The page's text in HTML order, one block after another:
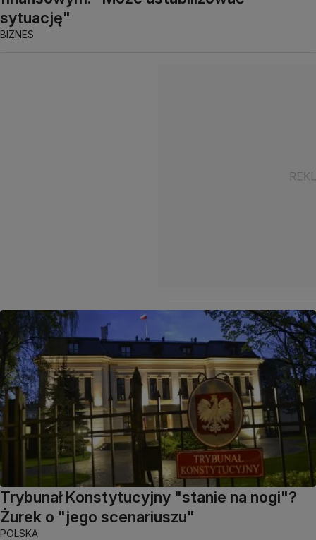
sytuację"
BIZNES
Trybunał Konstytucyjny "stanie na nogi"?
Żurek o "jego scenariuszu"
POLSKA